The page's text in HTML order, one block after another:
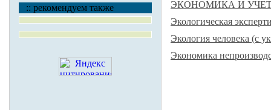
:: рекомендуем также
ЭКОНОМИКА И
Экологическая
Экология человека (с
Экономика